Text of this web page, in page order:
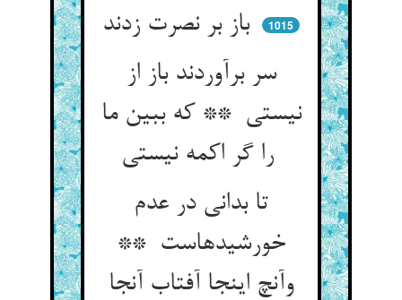
باز بر نصرت زدند
1015
سر برآوردند باز از
نیستی ** که ببین ما
تا بدانی در عدم
خورشیدهاست **
وآنچ اینجا آفتاب آنجا